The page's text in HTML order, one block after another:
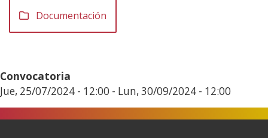
Documentación
Convocatoria
Jue, 25/07/2024 - 12:00 - Lun, 30/09/2024 - 12:00